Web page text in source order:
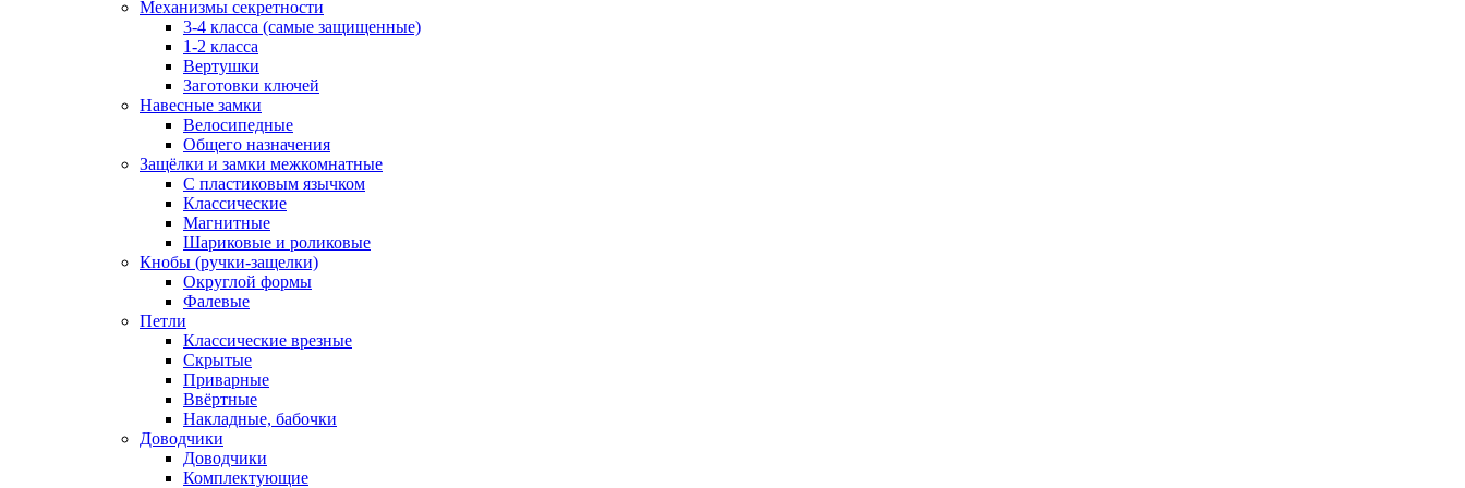
Механизмы секретности
3-4 класса (самые защищенные)
1-2 класса
Вертушки
Заготовки ключей
Навесные замки
Велосипедные
Общего назначения
Защёлки и замки межкомнатные
С пластиковым язычком
Классические
Магнитные
Шариковые и роликовые
Кнобы (ручки-защелки)
Округлой формы
Фалевые
Петли
Классические врезные
Скрытые
Приварные
Ввёртные
Накладные, бабочки
Доводчики
Доводчики
Комплектующие